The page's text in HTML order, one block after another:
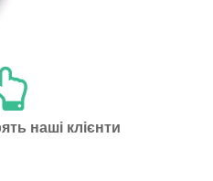
наші клієнти